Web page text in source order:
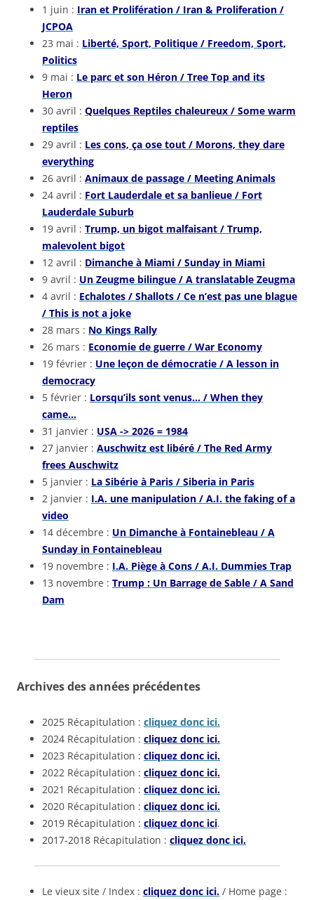
1 juin : Iran et Prolifération / Iran & Proliferation /
JCPOA
23 mai : Liberté, Sport, Politique / Freedom, Sport,
Politics
9 mai : Le parc et son Héron / Tree Top and its
Heron
30 avril : Quelques Reptiles chaleureux / Some warm
reptiles
29 avril : Les cons, ça ose tout / Morons, they dare
everything
26 avril : Animaux de passage / Meeting Animals
24 avril : Fort Lauderdale et sa banlieue / Fort
Lauderdale Suburb
19 avril : Trump, un bigot malfaisant / Trump,
malevolent bigot
12 avril : Dimanche à Miami / Sunday in Miami
9 avril : Un Zeugme bilingue / A translatable Zeugma
4 avril : Echalotes / Shallots / Ce n’est pas une blague
/ This is not a joke
28 mars : No Kings Rally
26 mars : Economie de guerre / War Economy
19 février : Une leçon de démocratie / A lesson in
democracy
5 février : Lorsqu’ils sont venus… / When they
came…
31 janvier : USA -> 2026 = 1984
27 janvier : Auschwitz est libéré / The Red Army
frees Auschwitz
5 janvier : La Sibérie à Paris / Siberia in Paris
2 janvier : I.A. une manipulation / A.I. the faking of a
video
14 décembre : Un Dimanche à Fontainebleau / A
Sunday in Fontainebleau
19 novembre : I.A. Piège à Cons / A.I. Dummies Trap
13 novembre : Trump : Un Barrage de Sable / A Sand
Dam
Archives des années précédentes
2025 Récapitulation : cliquez donc ici.
2024 Récapitulation : cliquez donc ici.
2023 Récapitulation : cliquez donc ici.
2022 Récapitulation : cliquez donc ici.
2021 Récapitulation : cliquez donc ici.
2020 Récapitulation : cliquez donc ici.
2019 Récapitulation : cliquez donc ici.
2017-2018 Récapitulation : cliquez donc ici.
Le vieux site / Index : cliquez donc ici. / Home page :